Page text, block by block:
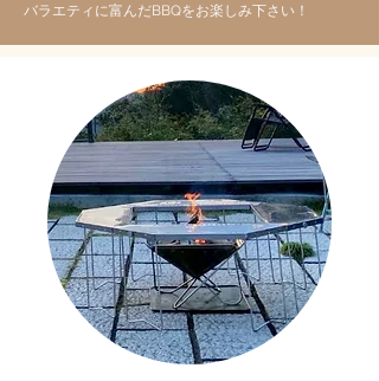
​バラエティに富んだBBQをお楽しみ下さい！